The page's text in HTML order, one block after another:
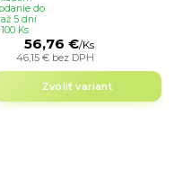
56,76 €/Ks
46,15 € bez DPH
do
5 dní
Ks
Zvoliť variant